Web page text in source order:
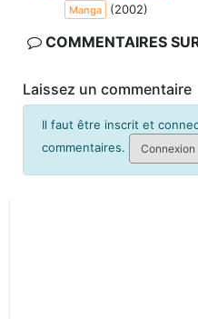
Manga (2002)
COMMENTAIRES
Laissez un commentaire
Il faut être inscrit et
commentaires.
Connexion